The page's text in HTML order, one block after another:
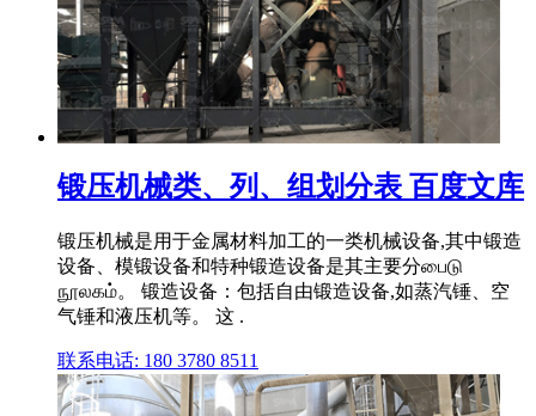
锻压机械类、列、组划分表 百度文库
锻压机械是用于金属材料加工的一类机械设备,其中锻造
设备、模锻设备和特种锻造设备是其主要分பைடு
நூலகம்。 锻造设备：包括自由锻造设备,如蒸汽锤、空
气锤和液压机等。 这 .
联系电话: 180 3780 8511